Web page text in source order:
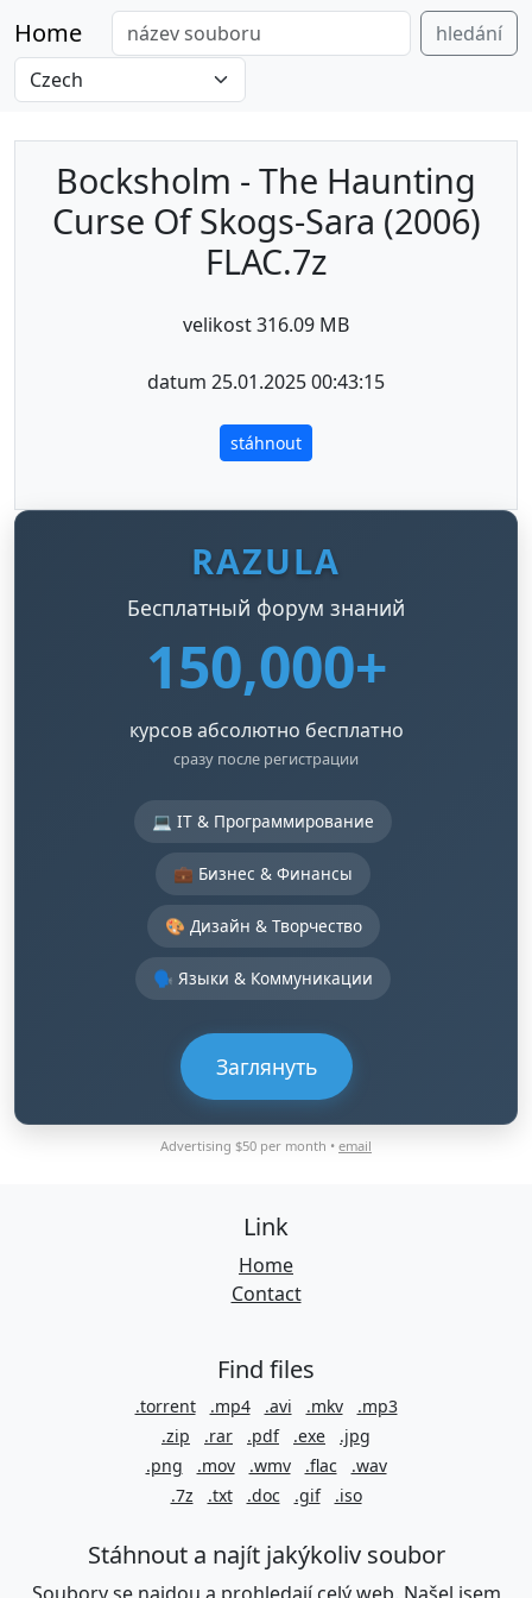
Home hledání
Bocksholm - The Haunting
Curse Of Skogs-Sara (2006)
FLAC.7z
velikost 316.09 MB
datum 25.01.2025 00:43:15
stáhnout
RAZULA
Бесплатный форум знаний
150,000+
курсов абсолютно бесплатно
сразу после регистрации
💻 IT & Программирование
💼 Бизнес & Финансы
🎨 Дизайн & Творчество
🗣️ Языки & Коммуникации
Заглянуть
Advertising $50 per month • email
Link
Home
Contact
Find files
.torrent .mp4 .avi .mkv
.mp3
.zip
.rar .pdf .exe
.jpg
.png
.mov .wmv .flac
.wav
.7z
.txt .doc .gif .iso
Stáhnout a najít jakýkoliv soubor